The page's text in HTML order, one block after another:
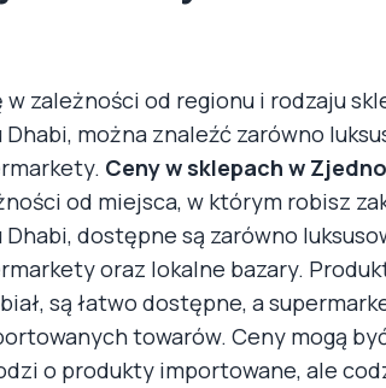
w zależności od regionu i rodzaju
można znaleźć zarówno
Ceny w sklepach w
od miejsca, w którym robisz
dostępne są zarówno
oraz lokalne bazary.
są łatwo dostępne, a
towarów. Ceny mogą
o produkty importowane, ale